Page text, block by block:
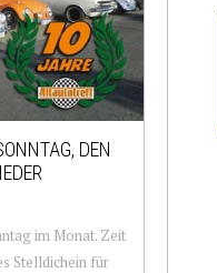
DEN
im Monat. Zeit
Stelldichein für